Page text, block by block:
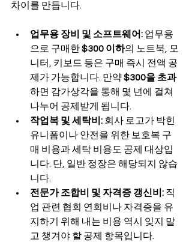
차이를 만듭니다.
업무용 장비 및 소프트웨어: 업무용
으로 구매한 $300 이하의 노트북, 모
니터, 키보드 등은 구매 즉시 전액 공
제가 가능합니다. 만약 $300을 초과
하면 감가상각을 통해 몇 년에 걸쳐
나누어 공제받게 됩니다.
작업복 및 세탁비: 회사 로고가 박힌
유니폼이나 안전을 위한 보호복 구
매 비용과 세탁 비용도 공제 대상입
니다. 단, 일반 정장은 해당되지 않습
니다.
전문가 조합비 및 자격증 갱신비: 직
업 관련 협회 연회비나 자격증을 유
지하기 위해 내는 비용 역시 잊지 말
고 챙겨야 할 공제 항목입니다.